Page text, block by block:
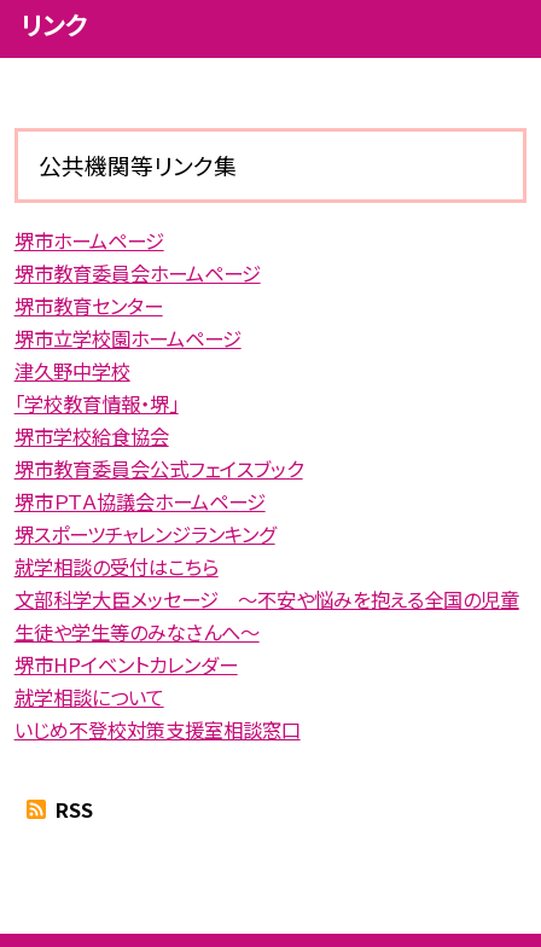
リンク
公共機関等リンク集
堺市ホームページ
堺市教育委員会ホームページ
堺市教育センター
堺市立学校園ホームページ
津久野中学校
「学校教育情報・堺」
堺市学校給食協会
堺市教育委員会公式フェイスブック
堺市ＰＴＡ協議会ホームページ
堺スポーツチャレンジランキング
就学相談の受付はこちら
文部科学大臣メッセージ 〜不安や悩みを抱える全国の児童
生徒や学生等のみなさんへ〜
堺市HPイベントカレンダー
就学相談について
いじめ不登校対策支援室相談窓口
RSS